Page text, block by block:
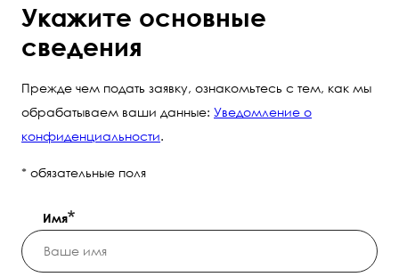
Укажите основные
сведения
Прежде чем подать заявку, ознакомьтесь с тем, как мы
обрабатываем ваши данные: Уведомление о
конфиденциальности.
* обязательные поля
Имя